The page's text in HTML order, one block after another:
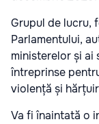
Grupul de lucru,
Parlamentului,
ministerelor și ai
întreprinse
violență și
Va fi înaintată o